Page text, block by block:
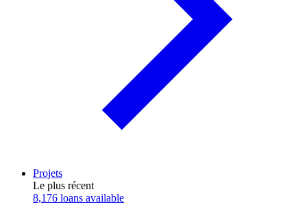
Projets
Le plus récent
8,176 loans available